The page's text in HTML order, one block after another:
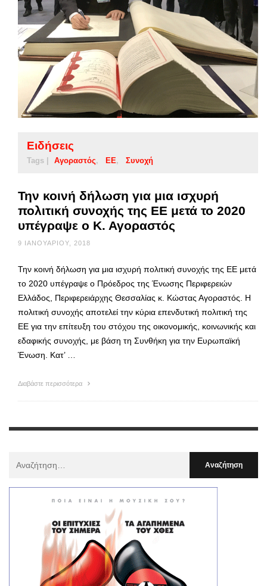
Ειδήσεις
Tags | Αγοραστός ΕΕ Συνοχή
Την κοινή δήλωση για μια ισχυρή
πολιτική συνοχής της ΕΕ μετά το 2020
υπέγραψε ο Κ. Αγοραστός
9 ΙΑΝΟΥΑΡΊΟΥ, 2018
Την κοινή δήλωση για μια ισχυρή πολιτική συνοχής της ΕΕ μετά
το 2020 υπέγραψε ο Πρόεδρος της Ένωσης Περιφερειών
Ελλάδος, Περιφερειάρχης Θεσσαλίας κ. Κώστας Αγοραστός. Η
πολιτική συνοχής αποτελεί την κύρια επενδυτική πολιτική της
ΕΕ για την επίτευξη του στόχου της οικονομικής, κοινωνικής και
εδαφικής συνοχής, με βάση τη Συνθήκη για την Ευρωπαϊκή
Ένωση. Κατ’ …
Διαβάστε περισσότερα
: